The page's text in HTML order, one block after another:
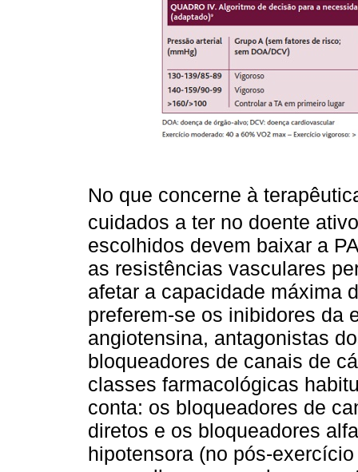
No que concerne à
cuidados a ter no doente
escolhidos devem baixar a
as resistências vasculares
afetar a capacidade máxima
preferem-se os inibidores da
angiotensina, antagonistas
bloqueadores de canais de
classes farmacológicas
conta: os bloqueadores de
diretos e os bloqueadores
hipotensora (no pós-